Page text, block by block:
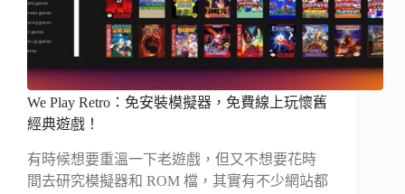
We Play Retro：免安裝模擬器，免費線上玩懷舊
經典遊戲！
有時候想要重溫一下老遊戲，但又不想要花時
間去研究模擬器和 ROM 檔，其實有不少網站都